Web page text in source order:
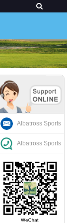
Albatross Sports
Albatross Sports